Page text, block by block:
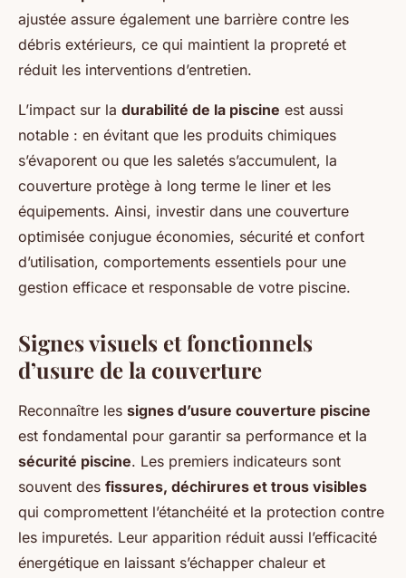
ajustée assure également une barrière contre les
débris extérieurs, ce qui maintient la propreté et
réduit les interventions d’entretien.
L’impact sur la durabilité de la piscine est aussi
notable : en évitant que les produits chimiques
s’évaporent ou que les saletés s’accumulent, la
couverture protège à long terme le liner et les
équipements. Ainsi, investir dans une couverture
optimisée conjugue économies, sécurité et confort
d’utilisation, comportements essentiels pour une
gestion efficace et responsable de votre piscine.
Signes visuels et fonctionnels
d’usure de la couverture
Reconnaître les signes d’usure couverture piscine
est fondamental pour garantir sa performance et la
sécurité piscine. Les premiers indicateurs sont
souvent des fissures, déchirures et trous visibles
qui compromettent l’étanchéité et la protection contre
les impuretés. Leur apparition réduit aussi l’efficacité
énergétique en laissant s’échapper chaleur et